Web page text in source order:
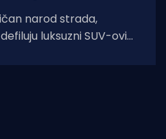
narod strada,
luksuzni SUV-ovi s